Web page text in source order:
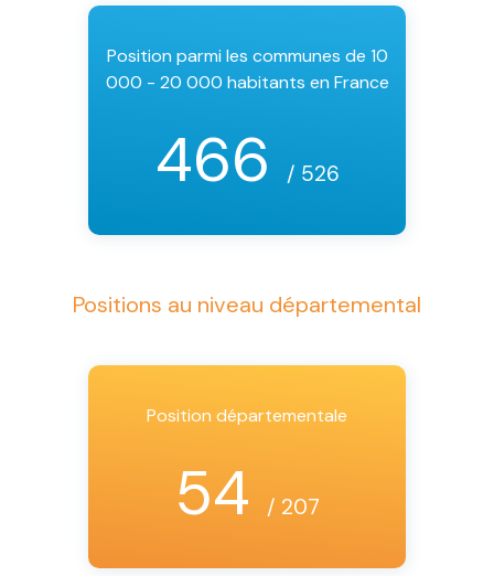
Position parmi les communes de 10
000 - 20 000 habitants en France
466 / 526
Positions au niveau départemental
Position départementale
54 / 207